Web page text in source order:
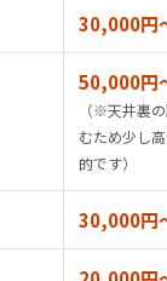
30,000円
50,000円
（※天井裏
むため少し
的です）
30,000円